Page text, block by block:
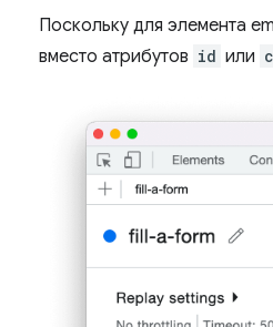
Поскольку для элемента
вместо атрибутов id или